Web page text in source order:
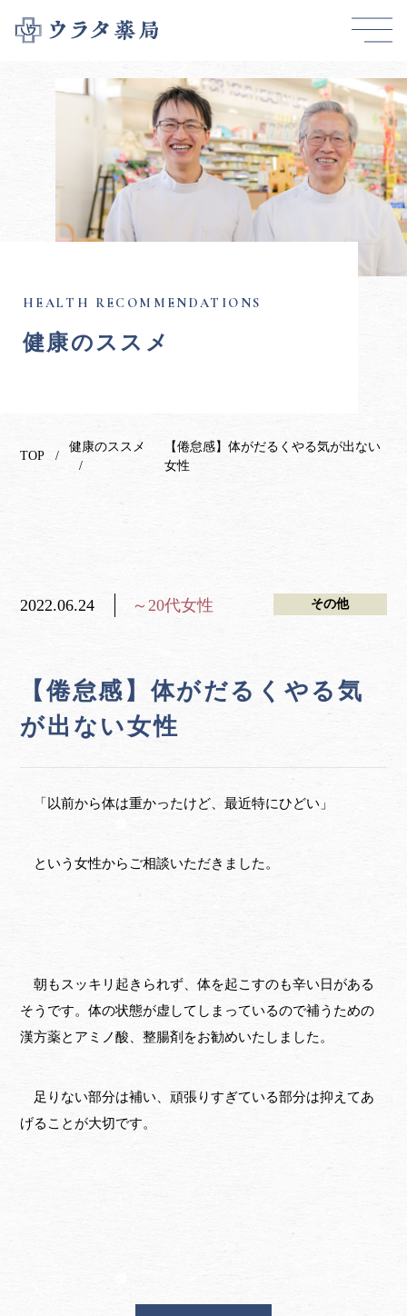
健康のススメ
TOP
健康のススメ
【倦怠感】体がだるくやる気が出ない
女性
2022.06.24 ～20代女性 その他
【倦怠感】体がだるくやる気
が出ない女性
「以前から体は重かったけど、最近特にひどい」
という女性からご相談いただきました。
朝もスッキリ起きられず、体を起こすのも辛い日がある
そうです。体の状態が虚してしまっているので補うための
漢方薬とアミノ酸、整腸剤をお勧めいたしました。
足りない部分は補い、頑張りすぎている部分は抑えてあ
げることが大切です。